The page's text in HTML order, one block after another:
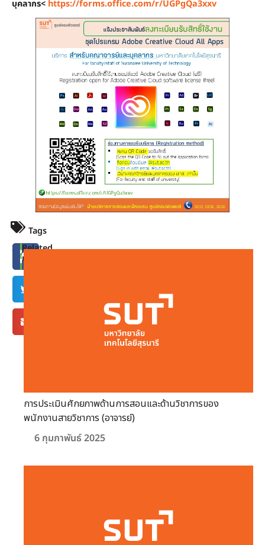
บุคลากร< https://forms.office.com/r/UGPgQa3xxv
Tags
Share
Related
news
การประเมินศักยภาพด้านการสอนและด้านวิชาการของ
พนักงานสายวิชาการ (อาจารย์)
6 กุมภาพันธ์ 2025